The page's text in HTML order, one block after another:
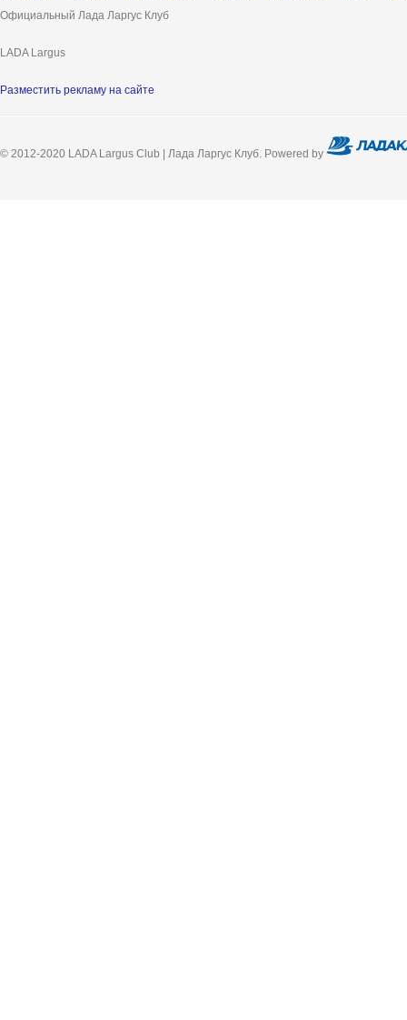
Официальный Лада Ларгус Клуб
LADA Largus
Разместить рекламу на сайте
© 2012-2020 LADA Largus Club | Лада Ларгус Клуб. Powered by